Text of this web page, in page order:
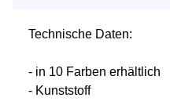
Technische Daten:
- in 10 Farben erhältlich
- Kunststoff